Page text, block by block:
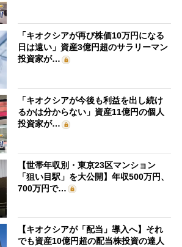
「キオクシアが再び株価10万円になる
日は遠い」資産3億円超のサラリーマン
投資家が…
「キオクシアが今後も利益を出し続け
るかは分からない」資産11億円の個人
投資家が…
【世帯年収別・東京23区マンション
「狙い目駅」を大公開】年収500万円、
700万円で…
【キオクシアが「配当」導入へ】それ
でも資産10億円超の配当株投資の達人